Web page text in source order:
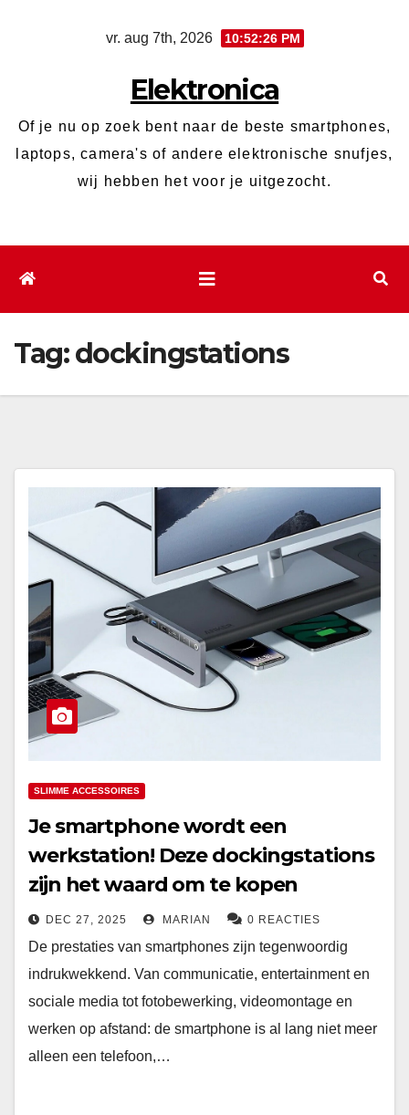
vr. aug 7th, 2026 10:52:26 PM
Elektronica
Of je nu op zoek bent naar de beste smartphones,
laptops, camera's of andere elektronische snufjes,
wij hebben het voor je uitgezocht.
Tag:dockingstations
SLIMME ACCESSOIRES
Je smartphone wordt een
werkstation! Deze dockingstations
zijn het waard om te kopen
DEC 27, 2025 MARIAN 0 REACTIES
De prestaties van smartphones zijn tegenwoordig
indrukwekkend. Van communicatie, entertainment en
sociale media tot fotobewerking, videomontage en
werken op afstand: de smartphone is al lang niet meer
alleen een telefoon,…